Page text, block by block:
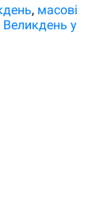
масові
Великдень у